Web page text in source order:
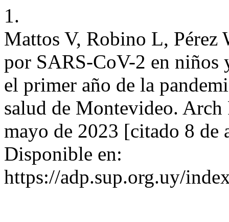
1.
Mattos V, Robino L, Pérez
por SARS-CoV-2 en niños
el primer año de la
salud de Montevideo.
mayo de 2023 [citado 8 de
Disponible en:
https://adp.sup.org.uy/